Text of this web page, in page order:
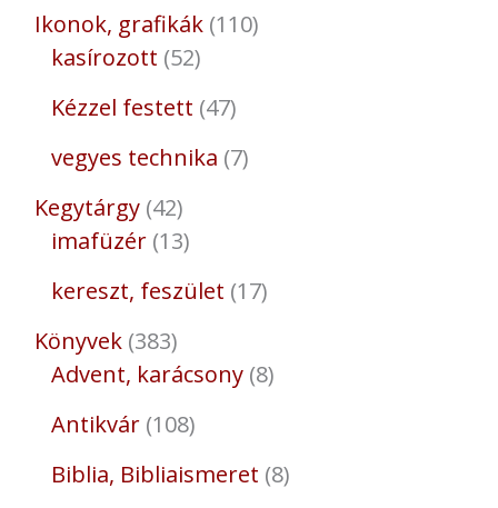
Ikonok, grafikák 110
kasírozott 52
Kézzel festett 47
vegyes technika 7
Kegytárgy 42
imafüzér 13
kereszt, feszület 17
Könyvek 383
Advent, karácsony 8
Antikvár 108
Biblia, Bibliaismeret 8